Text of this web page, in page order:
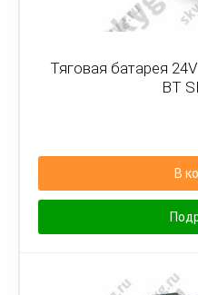
Тяговая батарея
BT
В